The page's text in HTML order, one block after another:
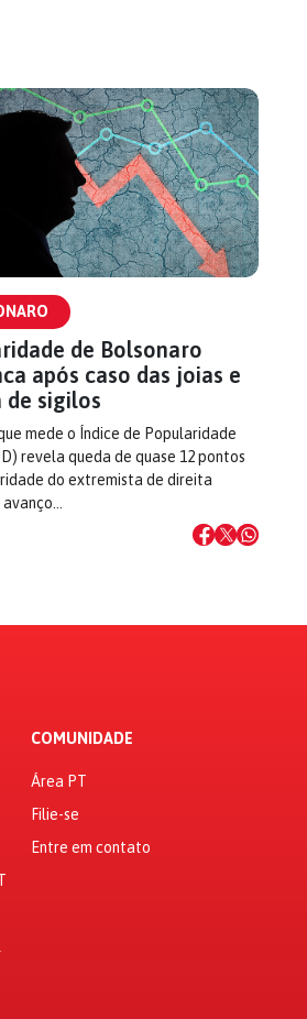
de Bolsonaro
após caso das joias e
de sigilos
mede o Índice de Popularidade
revela queda de quase 12 pontos
do extremista de direita
COMUNIDADE
Área PT
Filie-se
Entre em contato